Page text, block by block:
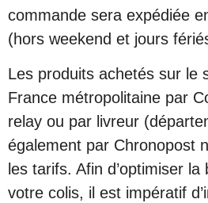
commande sera expédiée
(hors weekend et jours
Les produits achetés sur le
France métropolitaine par
relay ou par livreur
également par Chronopost
les tarifs. Afin d’optimiser
votre colis, il est impératif